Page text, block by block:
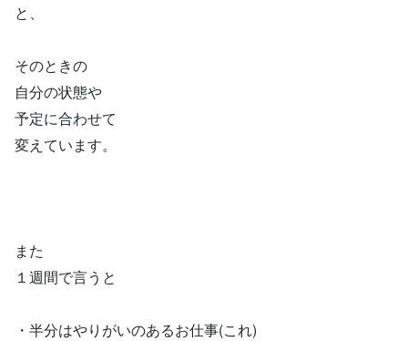
と、
そのときの
自分の状態や
予定に合わせて
変えています。
また
１週間で言うと
・半分はやりがいのあるお仕事(これ)